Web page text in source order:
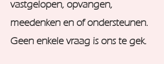
vastgelopen, opvangen,
meedenken en of ondersteunen.
Geen enkele vraag is ons te gek.